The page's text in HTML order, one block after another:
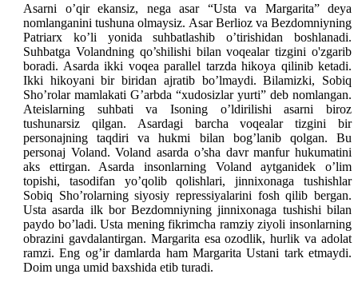
Asarni o’qir ekansiz, nega asar “Usta va Margarita” deya
nomlanganini tushuna olmaysiz. Asar Berlioz va Bezdomniyning
Patriarx ko’li yonida suhbatlashib o’tirishidan boshlanadi.
Suhbatga Volandning qo’shilishi bilan voqealar tizgini o'zgarib
boradi. Asarda ikki voqea parallel tarzda hikoya qilinib ketadi.
Ikki hikoyani bir biridan ajratib bo’lmaydi. Bilamizki, Sobiq
Sho’rolar mamlakati G’arbda “xudosizlar yurti” deb nomlangan.
Ateislarning suhbati va Isoning o’ldirilishi asarni biroz
tushunarsiz qilgan. Asardagi barcha voqealar tizgini bir
personajning taqdiri va hukmi bilan bog’lanib qolgan. Bu
personaj Voland. Voland asarda o’sha davr manfur hukumatini
aks ettirgan. Asarda insonlarning Voland aytganidek o’lim
topishi, tasodifan yo’qolib qolishlari, jinnixonaga tushishlar
Sobiq Sho’rolarning siyosiy repressiyalarini fosh qilib bergan.
Usta asarda ilk bor Bezdomniyning jinnixonaga tushishi bilan
paydo bo’ladi. Usta mening fikrimcha ramziy ziyoli insonlarning
obrazini gavdalantirgan. Margarita esa ozodlik, hurlik va adolat
ramzi. Eng og’ir damlarda ham Margarita Ustani tark etmaydi.
Doim unga umid baxshida etib turadi.